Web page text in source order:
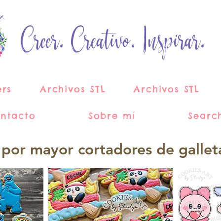
Creer. Creativo. Inspirar.
Archivos STL Archivos STL
Sobre mí
mayor cortadores de